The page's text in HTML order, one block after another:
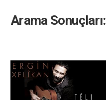
Arama Sonuçları: